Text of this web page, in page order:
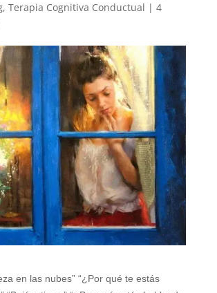
, Terapia Cognitiva Conductual | 4
en las nubes” “¿Por qué te estás